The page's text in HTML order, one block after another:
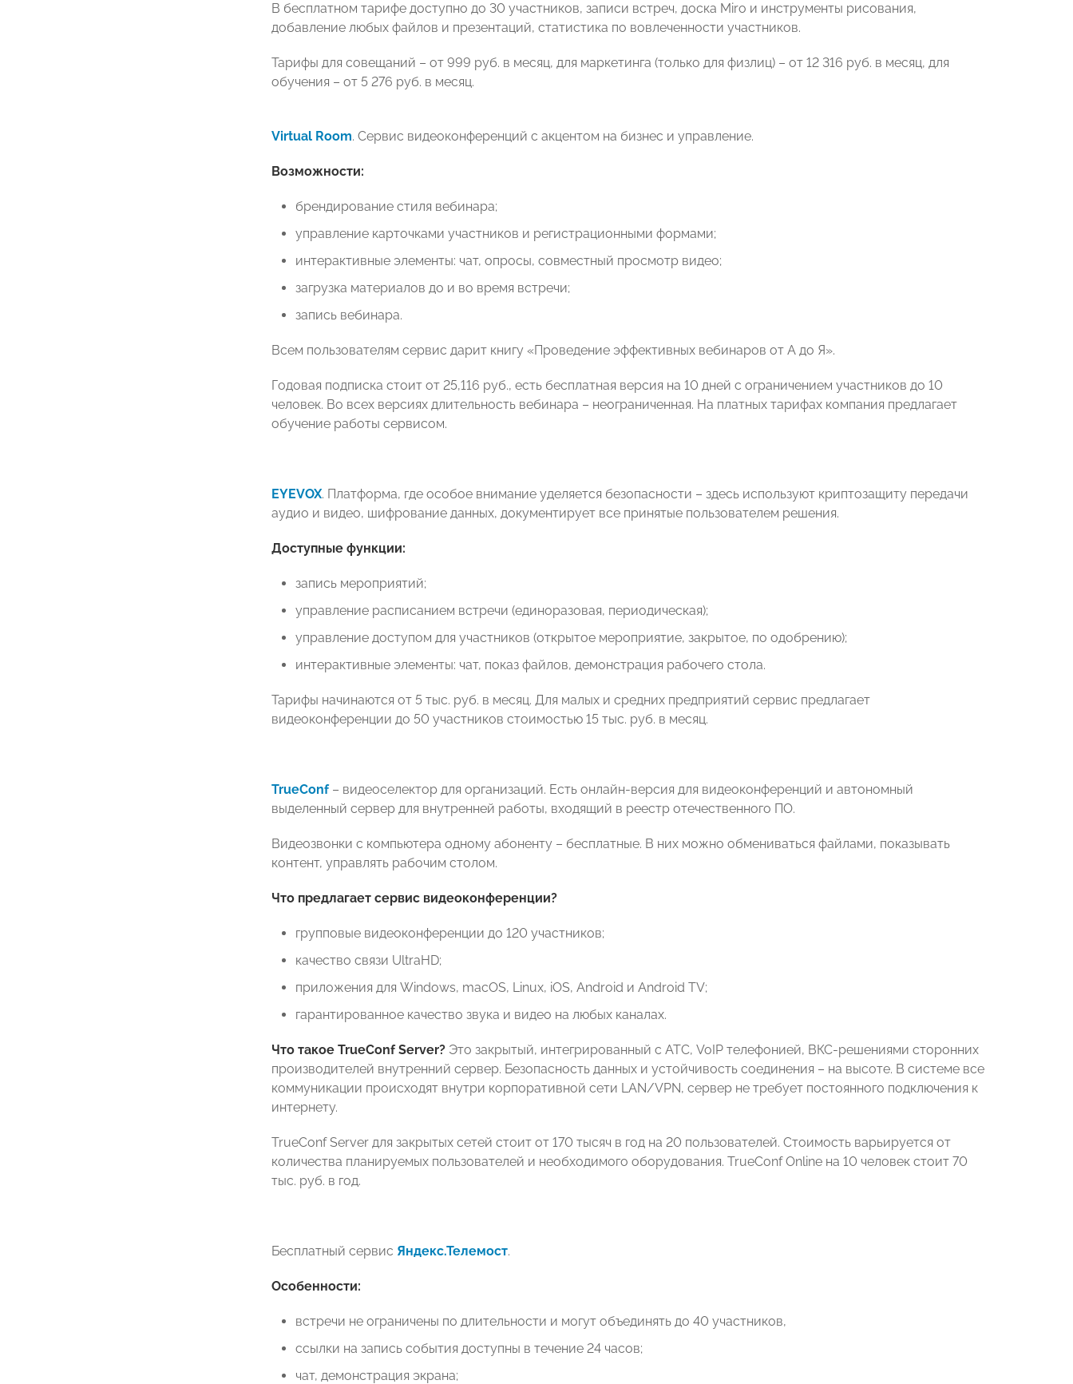
В бесплатном тарифе доступно до 30 участников, записи встреч, доска Miro и инструменты рисования,
добавление любых файлов и презентаций, статистика по вовлеченности участников.
Тарифы для совещаний – от 999 руб. в месяц, для маркетинга (только для физлиц) – от 12 316 руб. в месяц, для
обучения – от 5 276 руб. в месяц.
Virtual Room. Сервис видеоконференций с акцентом на бизнес и управление.
Возможности:
брендирование стиля вебинара;
управление карточками участников и регистрационными формами;
интерактивные элементы: чат, опросы, совместный просмотр видео;
загрузка материалов до и во время встречи;
запись вебинара.
Всем пользователям сервис дарит книгу «Проведение эффективных вебинаров от А до Я».
Годовая подписка стоит от 25,116 руб., есть бесплатная версия на 10 дней с ограничением участников до 10
человек. Во всех версиях длительность вебинара – неограниченная. На платных тарифах компания предлагает
обучение работы сервисом.
EYEVOX. Платформа, где особое внимание уделяется безопасности – здесь используют криптозащиту передачи
аудио и видео, шифрование данных, документирует все принятые пользователем решения.
Доступные функции:
запись мероприятий;
управление расписанием встречи (единоразовая, периодическая);
управление доступом для участников (открытое мероприятие, закрытое, по одобрению);
интерактивные элементы: чат, показ файлов, демонстрация рабочего стола.
Тарифы начинаются от 5 тыс. руб. в месяц. Для малых и средних предприятий сервис предлагает
видеоконференции до 50 участников стоимостью 15 тыс. руб. в месяц.
TrueConf – видеоселектор для организаций. Есть онлайн-версия для видеоконференций и автономный
выделенный сервер для внутренней работы, входящий в реестр отечественного ПО.
Видеозвонки с компьютера одному абоненту – бесплатные. В них можно обмениваться файлами, показывать
контент, управлять рабочим столом.
Что предлагает сервис видеоконференции?
групповые видеоконференции до 120 участников;
качество связи UltraHD;
приложения для Windows, macOS, Linux, iOS, Android и Android TV;
гарантированное качество звука и видео на любых каналах.
Что такое TrueConf Server? Это закрытый, интегрированный с АТС, VoIP телефонией, ВКС-решениями сторонних
производителей внутренний сервер. Безопасность данных и устойчивость соединения – на высоте. В системе все
коммуникации происходят внутри корпоративной сети LAN/VPN, сервер не требует постоянного подключения к
интернету.
TrueConf Server для закрытых сетей стоит от 170 тысяч в год на 20 пользователей. Стоимость варьируется от
количества планируемых пользователей и необходимого оборудования. TrueConf Online на 10 человек стоит 70
тыс. руб. в год.
Бесплатный сервис Яндекс.Телемост.
Особенности:
встречи не ограничены по длительности и могут объединять до 40 участников,
ссылки на запись события доступны в течение 24 часов;
чат, демонстрация экрана;